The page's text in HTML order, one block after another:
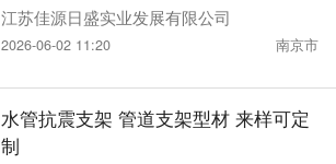
江苏佳源日盛实业发展有限公司
2026-06-02 11:20 南京市
水管抗震支架 管道支架型材 来样可定
制